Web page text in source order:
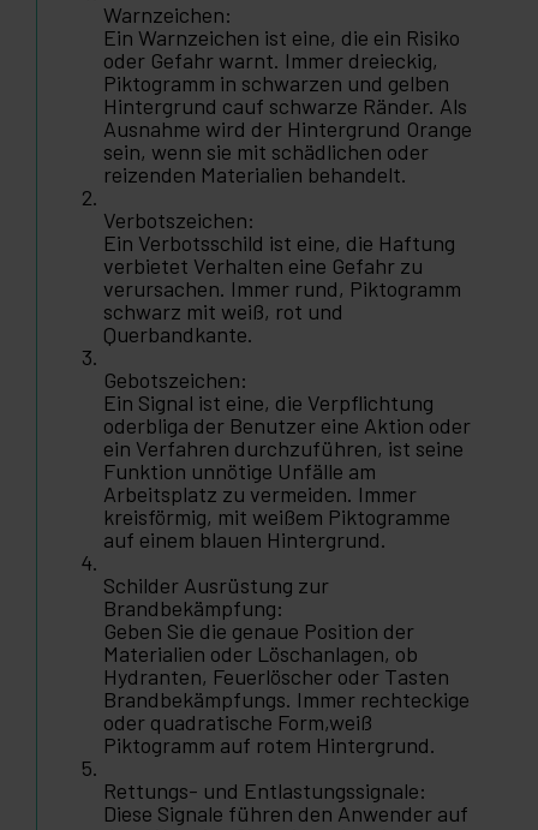
Warnzeichen:
Ein Warnzeichen ist eine, die ein Risiko
oder Gefahr warnt. Immer dreieckig,
Piktogramm in schwarzen und gelben
Hintergrund cauf schwarze Ränder. Als
Ausnahme wird der Hintergrund Orange
sein, wenn sie mit schädlichen oder
reizenden Materialien behandelt.
Verbotszeichen:
Ein Verbotsschild ist eine, die Haftung
verbietet Verhalten eine Gefahr zu
verursachen. Immer rund, Piktogramm
schwarz mit weiß, rot und
Querbandkante.
Gebotszeichen:
Ein Signal ist eine, die Verpflichtung
oderbliga der Benutzer eine Aktion oder
ein Verfahren durchzuführen, ist seine
Funktion unnötige Unfälle am
Arbeitsplatz zu vermeiden. Immer
kreisförmig, mit weißem Piktogramme
auf einem blauen Hintergrund.
Schilder Ausrüstung zur
Brandbekämpfung:
Geben Sie die genaue Position der
Materialien oder Löschanlagen, ob
Hydranten, Feuerlöscher oder Tasten
Brandbekämpfungs. Immer rechteckige
oder quadratische Form,weiß
Piktogramm auf rotem Hintergrund.
Rettungs- und Entlastungssignale:
Diese Signale führen den Anwender auf